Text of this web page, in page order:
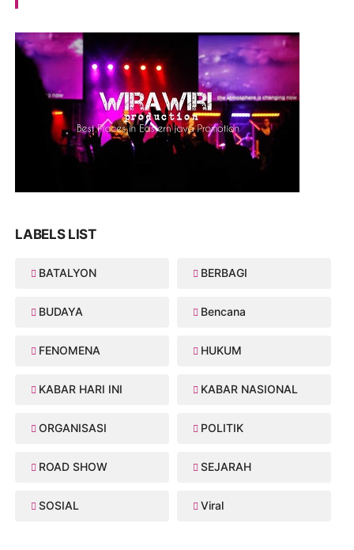
LABELS LIST
BATALYON BERBAGI
BUDAYA Bencana
FENOMENA HUKUM
KABAR HARI INI KABAR NASIONAL
ORGANISASI POLITIK
ROAD SHOW SEJARAH
SOSIAL Viral